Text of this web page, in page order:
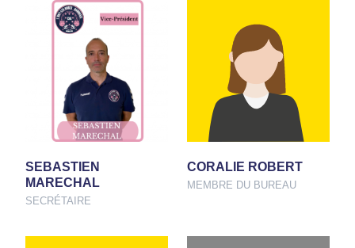
SEBASTIEN
MARECHAL
SECRÉTAIRE
CORALIE ROBERT
MEMBRE DU BUREAU